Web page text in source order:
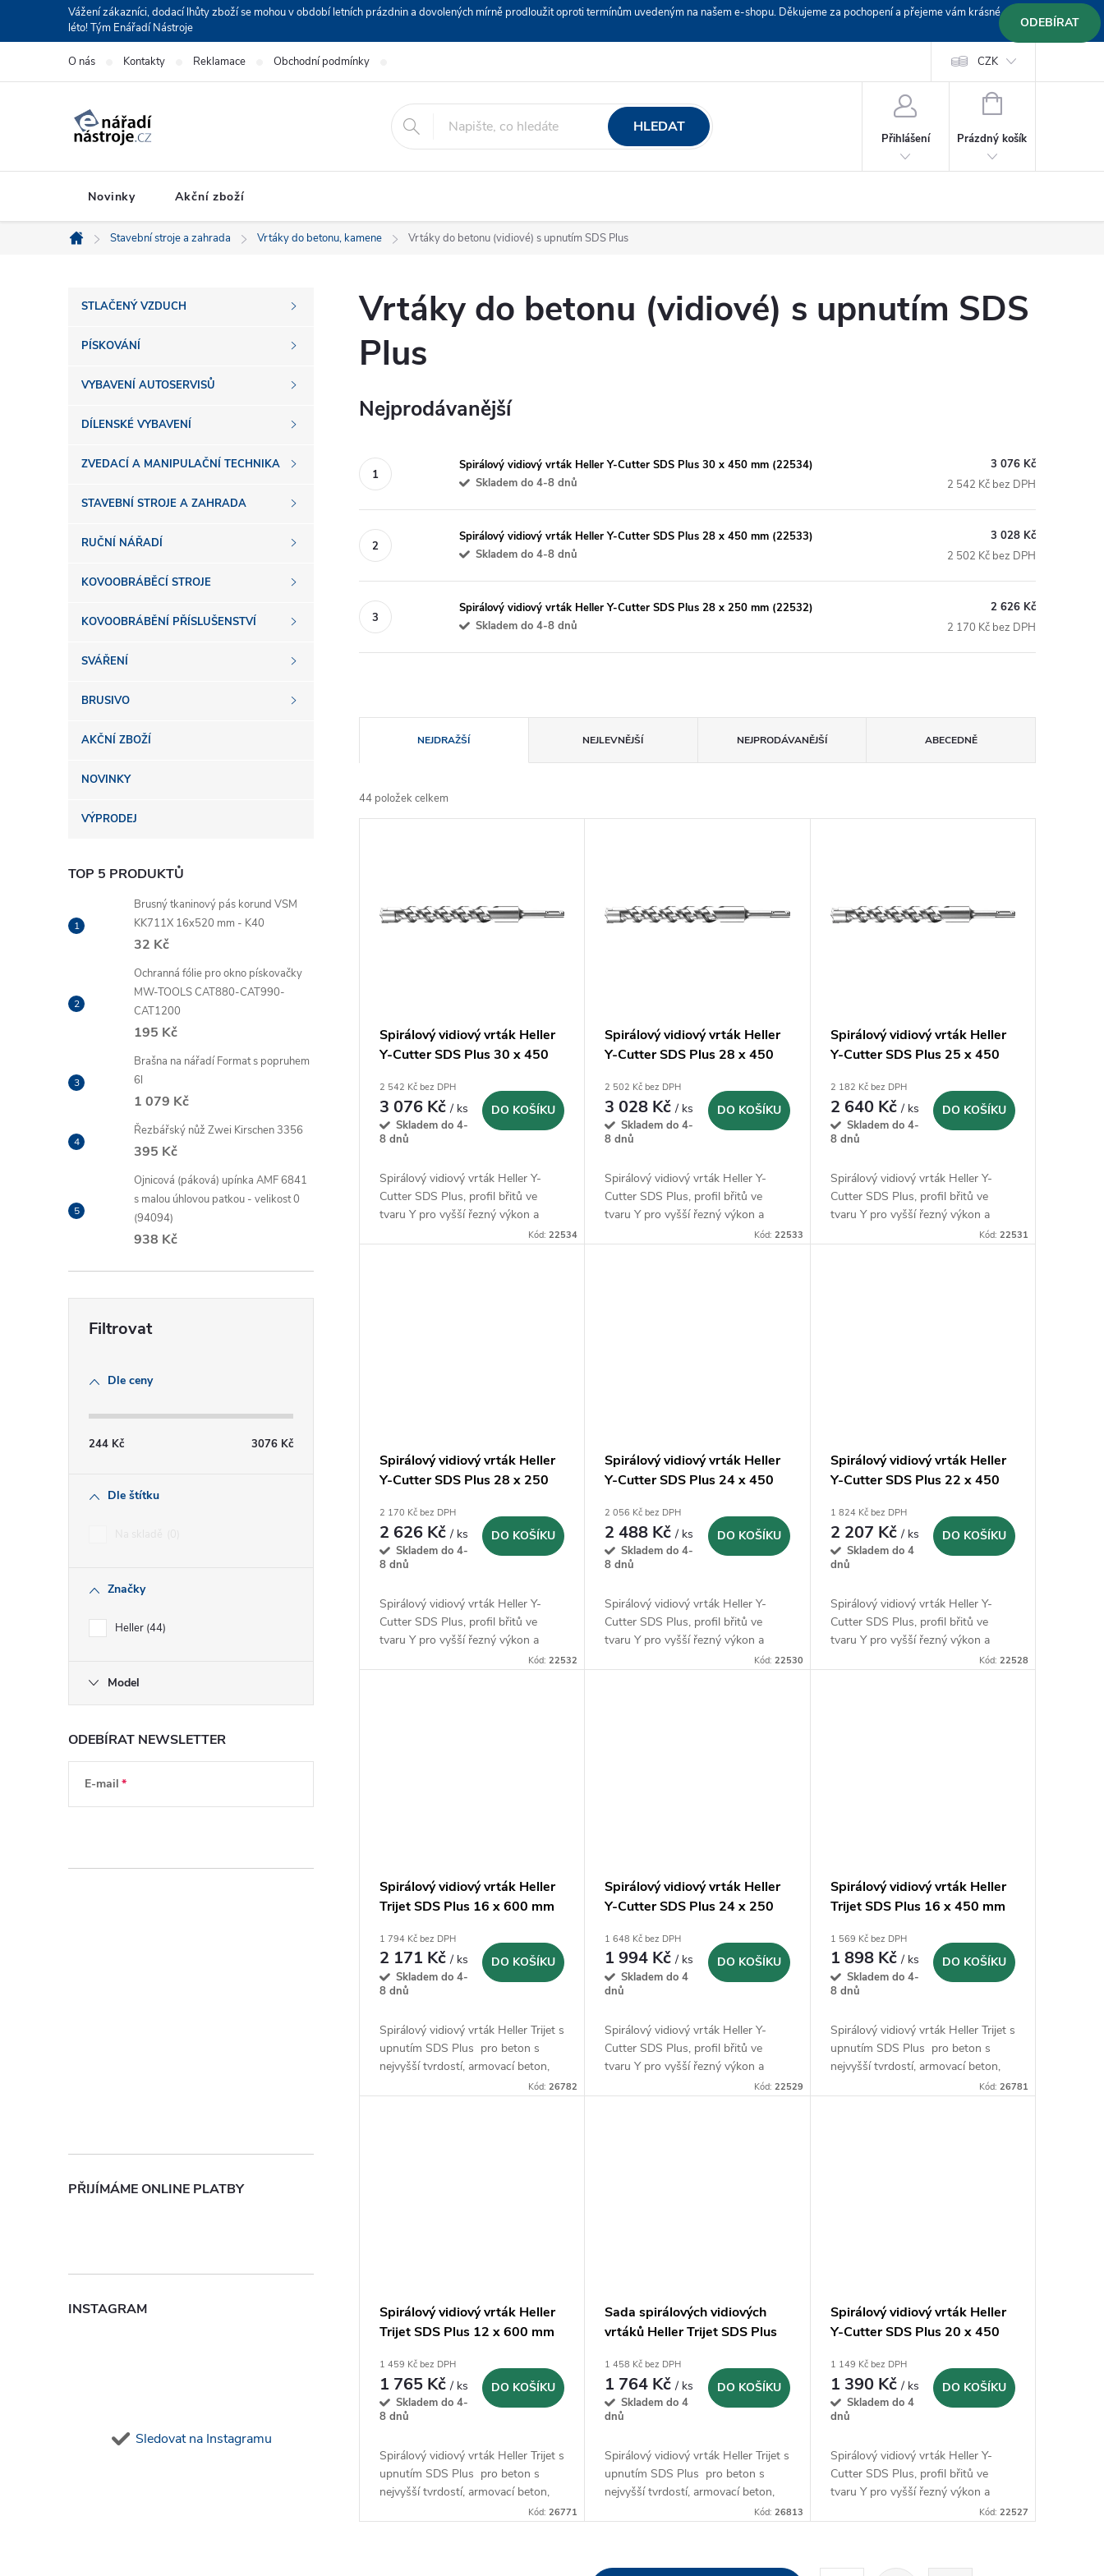
Vážení zákazníci, dodací lhůty zboží se mohou v období letních prázdnin a dovolených mírně prodloužit oproti termínům uvedeným na našem e-shopu. Děkujeme za pochopení a přejeme vám krásné
léto! Tým Enářadí Nástroje
O nás Kontakty Reklamace Obchodní podmínky Platba GoPay +420 603 319382
CZK
HLEDAT
Přihlášení
NÁKUPNÍ
Prázdný košík
Novinky Akční zboží
Domů
Stavební stroje a zahrada Vrtáky do betonu, kamene Vrtáky do betonu (vidiové) s upnutím SDS Plus
P
o
s
a
n
n
p
a
n
STLAČENÝ VZDUCH
PÍSKOVÁNÍ
VYBAVENÍ AUTOSERVISŮ
DÍLENSKÉ VYBAVENÍ
ZVEDACÍ A MANIPULAČNÍ TECHNIKA
STAVEBNÍ STROJE A ZAHRADA
RUČNÍ NÁŘADÍ
KOVOOBRÁBĚCÍ STROJE
KOVOOBRÁBĚNÍ PŘÍSLUŠENSTVÍ
SVÁŘENÍ
BRUSIVO
AKČNÍ ZBOŽÍ
NOVINKY
VÝPRODEJ
TOP 5 PRODUKTŮ
Brusný tkaninový pás korund VSM
KK711X 16x520 mm - K40
32 Kč
Ochranná fólie pro okno pískovačky
MW-TOOLS CAT880-CAT990-
CAT1200
195 Kč
Brašna na nářadí Format s popruhem
6l
1 079 Kč
Řezbářský nůž Zwei Kirschen 3356
395 Kč
Ojnicová (páková) upínka AMF 6841
s malou úhlovou patkou - velikost 0
(94094)
938 Kč
Dle ceny
244 Kč 3076 Kč
Dle štítku
Značky
Heller 44
Model
ODEBÍRAT NEWSLETTER
E-mail
ODEBÍRAT
PŘIJÍMÁME ONLINE PLATBY
INSTAGRAM
Sledovat na Instagramu
Vrtáky do betonu (vidiové) s upnutím SDS
Plus
Nejprodávanější
Spirálový vidiový vrták Heller Y-Cutter SDS Plus 30 x 450 mm (22534)
Skladem do 4-8 dnů
3 076 Kč
2 542 Kč bez DPH
Spirálový vidiový vrták Heller Y-Cutter SDS Plus 28 x 450 mm (22533)
Skladem do 4-8 dnů
3 028 Kč
2 502 Kč bez DPH
Spirálový vidiový vrták Heller Y-Cutter SDS Plus 28 x 250 mm (22532)
Skladem do 4-8 dnů
2 626 Kč
2 170 Kč bez DPH
a
z
NEJDRAŽŠÍ NEJLEVNĚJŠÍ NEJPRODÁVANĚJŠÍ ABECEDNĚ
44 položek celkem
k
Spirálový vidiový vrták Heller
Y-Cutter SDS Plus 30 x 450
2 542 Kč bez DPH
3 076 Kč/ ks
Skladem do 4-
8 dnů
DO KOŠÍKU
Spirálový vidiový vrták Heller Y-
Cutter SDS Plus, profil břitů ve
tvaru Y pro vyšší řezný výkon a
Kód:22534
Spirálový vidiový vrták Heller
Y-Cutter SDS Plus 28 x 450
2 502 Kč bez DPH
3 028 Kč/ ks
Skladem do 4-
8 dnů
DO KOŠÍKU
Spirálový vidiový vrták Heller Y-
Cutter SDS Plus, profil břitů ve
tvaru Y pro vyšší řezný výkon a
Kód: 22533
Spirálový vidiový vrták Heller
Y-Cutter SDS Plus 25 x 450
2 182 Kč bez DPH
2 640 Kč/ ks
Skladem do 4-
8 dnů
DO KOŠÍKU
Spirálový vidiový vrták Heller Y-
Cutter SDS Plus, profil břitů ve
tvaru Y pro vyšší řezný výkon a
Kód: 22531
Spirálový vidiový vrták Heller
Y-Cutter SDS Plus 28 x 250
2 170 Kč bez DPH
2 626 Kč/ ks
Skladem do 4-
8 dnů
DO KOŠÍKU
Spirálový vidiový vrták Heller Y-
Cutter SDS Plus, profil břitů ve
tvaru Y pro vyšší řezný výkon a
Kód:22532
Spirálový vidiový vrták Heller
Y-Cutter SDS Plus 24 x 450
2 056 Kč bez DPH
2 488 Kč/ ks
Skladem do 4-
8 dnů
DO KOŠÍKU
Spirálový vidiový vrták Heller Y-
Cutter SDS Plus, profil břitů ve
tvaru Y pro vyšší řezný výkon a
Kód: 22530
Spirálový vidiový vrták Heller
Y-Cutter SDS Plus 22 x 450
1 824 Kč bez DPH
2 207 Kč/ ks
Skladem do 4
dnů
DO KOŠÍKU
Spirálový vidiový vrták Heller Y-
Cutter SDS Plus, profil břitů ve
tvaru Y pro vyšší řezný výkon a
Kód: 22528
Spirálový vidiový vrták Heller
Trijet SDS Plus 16 x 600 mm
1 794 Kč bez DPH
2 171 Kč/ ks
Skladem do 4-
8 dnů
DO KOŠÍKU
Spirálový vidiový vrták Heller Trijet s
upnutím SDS Plus pro beton s
nejvyšší tvrdostí, armovací beton,
přírodní kámen, zdivo, umělý kámen
Kód:26782
Spirálový vidiový vrták Heller
Y-Cutter SDS Plus 24 x 250
1 648 Kč bez DPH
1 994 Kč/ ks
Skladem do 4
dnů
DO KOŠÍKU
Spirálový vidiový vrták Heller Y-
Cutter SDS Plus, profil břitů ve
tvaru Y pro vyšší řezný výkon a
Kód: 22529
Spirálový vidiový vrták Heller
Trijet SDS Plus 16 x 450 mm
1 569 Kč bez DPH
1 898 Kč/ ks
Skladem do 4-
8 dnů
DO KOŠÍKU
Spirálový vidiový vrták Heller Trijet s
upnutím SDS Plus pro beton s
nejvyšší tvrdostí, armovací beton,
přírodní kámen, zdivo, umělý kámen
Kód: 26781
Spirálový vidiový vrták Heller
Trijet SDS Plus 12 x 600 mm
1 459 Kč bez DPH
1 765 Kč/ ks
Skladem do 4-
8 dnů
DO KOŠÍKU
Spirálový vidiový vrták Heller Trijet s
upnutím SDS Plus pro beton s
nejvyšší tvrdostí, armovací beton,
přírodní kámen, zdivo, umělý kámen
Kód:26771
Sada spirálových vidiových
vrtáků Heller Trijet SDS Plus
1 458 Kč bez DPH
1 764 Kč/ ks
Skladem do 4
dnů
DO KOŠÍKU
Spirálový vidiový vrták Heller Trijet s
upnutím SDS Plus pro beton s
nejvyšší tvrdostí, armovací beton,
přírodní kámen, zdivo, umělý kámen
Kód: 26813
Spirálový vidiový vrták Heller
Y-Cutter SDS Plus 20 x 450
1 149 Kč bez DPH
1 390 Kč/ ks
Skladem do 4
dnů
DO KOŠÍKU
Spirálový vidiový vrták Heller Y-
Cutter SDS Plus, profil břitů ve
tvaru Y pro vyšší řezný výkon a
Kód: 22527